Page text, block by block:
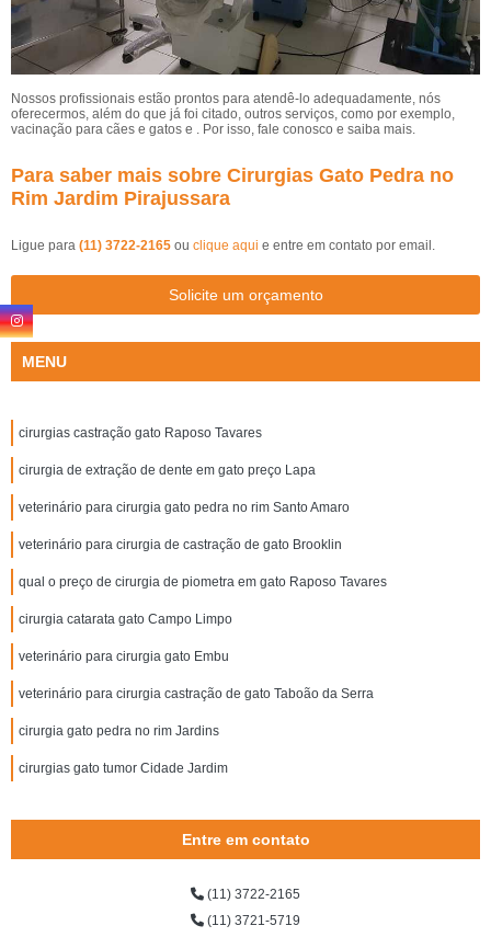
Nossos profissionais estão prontos para atendê-lo adequadamente, nós
oferecermos, além do que já foi citado, outros serviços, como por exemplo,
vacinação para cães e gatos e . Por isso, fale conosco e saiba mais.
Para saber mais sobre Cirurgias Gato Pedra no
Rim Jardim Pirajussara
Ligue para (11) 3722-2165 ou clique aqui e entre em contato por email.
Solicite um orçamento
MENU
cirurgias castração gato Raposo Tavares
cirurgia de extração de dente em gato preço Lapa
veterinário para cirurgia gato pedra no rim Santo Amaro
veterinário para cirurgia de castração de gato Brooklin
qual o preço de cirurgia de piometra em gato Raposo Tavares
cirurgia catarata gato Campo Limpo
veterinário para cirurgia gato Embu
veterinário para cirurgia castração de gato Taboão da Serra
cirurgia gato pedra no rim Jardins
cirurgias gato tumor Cidade Jardim
Entre em contato
(11) 3722-2165
(11) 3721-5719